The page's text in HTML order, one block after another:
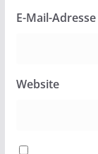
E-Mail-Adresse
Website